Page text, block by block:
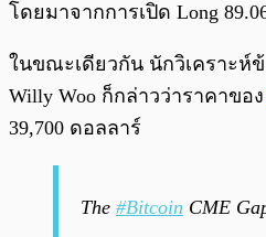
โดยมาจากการเปิด Long
ในขณะเดียวกัน นักวิเคราะห์
Willy Woo ก็กล่าวว่าราคาของ
39,700 ดอลลาร์
The #Bitcoin CME